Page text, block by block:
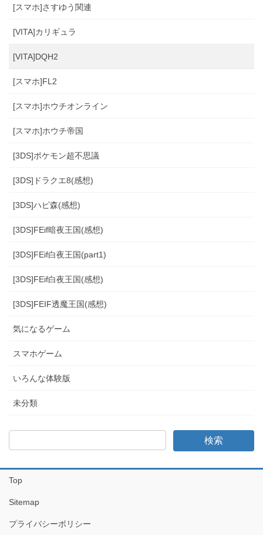
[スマホ]さすゆう関連
[VITA]カリギュラ
[VITA]DQH2
[スマホ]FL2
[スマホ]ホウチオンライン
[スマホ]ホウチ帝国
[3DS]ポケモン超不思議
[3DS]ドラクエ8(感想)
[3DS]ハピ森(感想)
[3DS]FEif暗夜王国(感想)
[3DS]FEif白夜王国(part1)
[3DS]FEif白夜王国(感想)
[3DS]FEIF透魔王国(感想)
気になるゲーム
スマホゲーム
いろんな体験版
未分類
Top
Sitemap
プライバシーポリシー